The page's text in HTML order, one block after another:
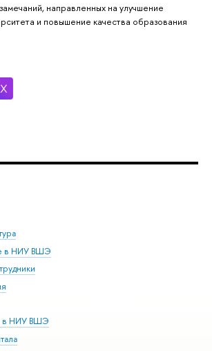
направленных на улучшение
и повышение качества образования
в НИУ ВШЭ
в НИУ ВШЭ